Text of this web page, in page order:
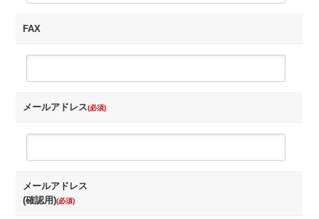
FAX
メールアドレス(必須)
メールアドレス
(確認用)(必須)